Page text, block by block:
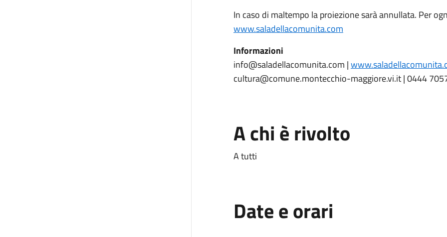
In caso di maltempo la proiezione sarà annullata. Per
www.saladellacomunita.com
Informazioni
info@saladellacomunita.com |
cultura@comune.montecchio-maggiore.vi.it | 0444
A chi è rivolto
A tutti
Date e orari